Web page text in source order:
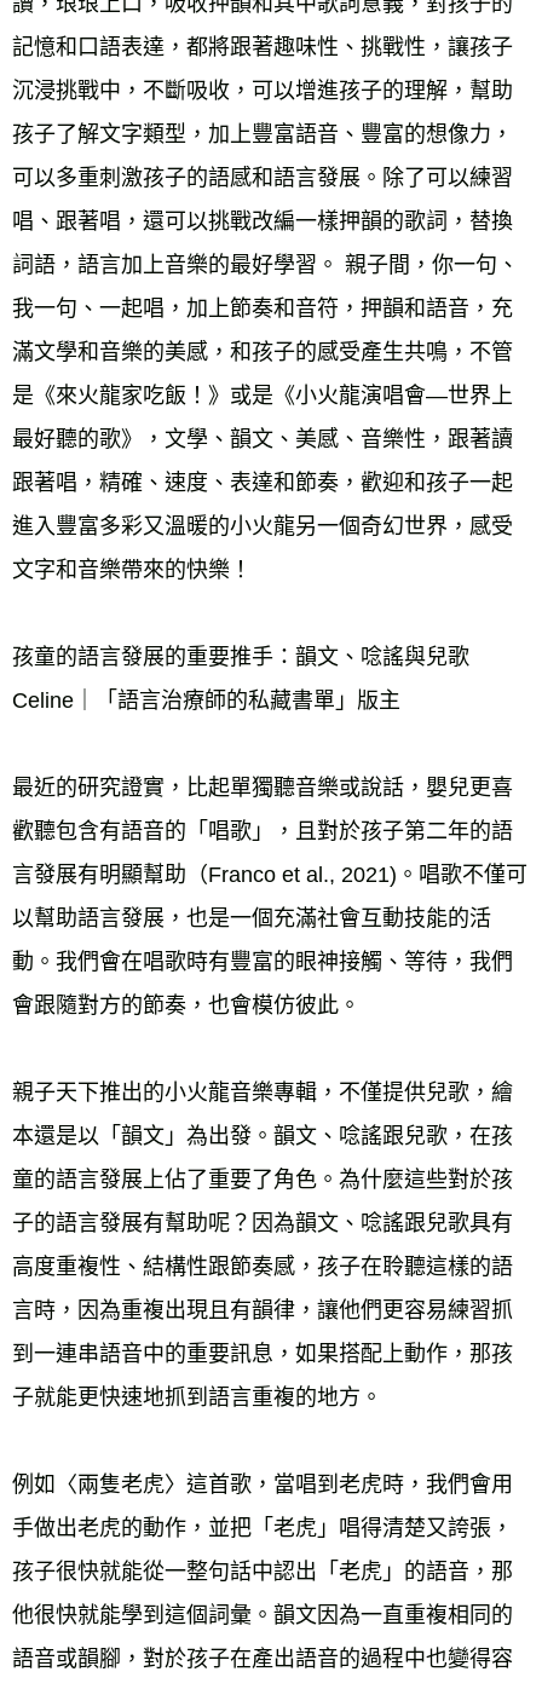
記憶和口語表達，都將跟著趣味性、挑戰性，讓孩子
沉浸挑戰中，不斷吸收，可以增進孩子的理解，幫助
孩子了解文字類型，加上豐富語音、豐富的想像力，
可以多重刺激孩子的語感和語言發展。除了可以練習
唱、跟著唱，還可以挑戰改編一樣押韻的歌詞，替換
詞語，語言加上音樂的最好學習。 親子間，你一句、
我一句、一起唱，加上節奏和音符，押韻和語音，充
滿文學和音樂的美感，和孩子的感受產生共鳴，不管
是《來火龍家吃飯！》或是《小火龍演唱會—世界上
最好聽的歌》，文學、韻文、美感、音樂性，跟著讀
跟著唱，精確、速度、表達和節奏，歡迎和孩子一起
進入豐富多彩又溫暖的小火龍另一個奇幻世界，感受
文字和音樂帶來的快樂！
孩童的語言發展的重要推手：韻文、唸謠與兒歌
Celine｜「語言治療師的私藏書單」版主
最近的研究證實，比起單獨聽音樂或說話，嬰兒更喜
歡聽包含有語音的「唱歌」，且對於孩子第二年的語
言發展有明顯幫助（Franco et al., 2021)。唱歌不僅可
以幫助語言發展，也是一個充滿社會互動技能的活
動。我們會在唱歌時有豐富的眼神接觸、等待，我們
會跟隨對方的節奏，也會模仿彼此。
親子天下推出的小火龍音樂專輯，不僅提供兒歌，繪
本還是以「韻文」為出發。韻文、唸謠跟兒歌，在孩
童的語言發展上佔了重要了角色。為什麼這些對於孩
子的語言發展有幫助呢？因為韻文、唸謠跟兒歌具有
高度重複性、結構性跟節奏感，孩子在聆聽這樣的語
言時，因為重複出現且有韻律，讓他們更容易練習抓
到一連串語音中的重要訊息，如果搭配上動作，那孩
子就能更快速地抓到語言重複的地方。
例如〈兩隻老虎〉這首歌，當唱到老虎時，我們會用
手做出老虎的動作，並把「老虎」唱得清楚又誇張，
孩子很快就能從一整句話中認出「老虎」的語音，那
他很快就能學到這個詞彙。韻文因為一直重複相同的
語音或韻腳，對於孩子在產出語音的過程中也變得容